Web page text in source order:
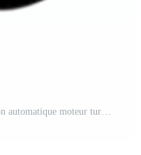
toyota top model 2755cc transmission automatique moteur turbo 6 vitesses